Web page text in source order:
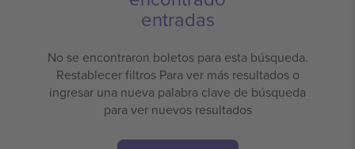
entradas
No se encontraron boletos para esta búsqueda.
Restablecer filtros Para ver más resultados o
ingresar una nueva palabra clave de búsqueda
para ver nuevos resultados